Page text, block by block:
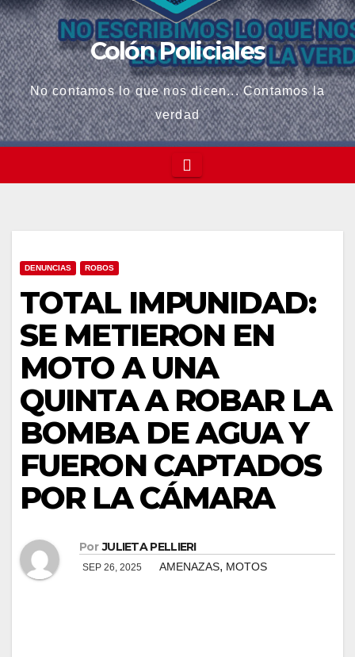
panel
panel
panel
panel
panel
Panel
panel
panel
panel
Panel
panel
Panel
Colón Policiales
No contamos lo que nos dicen... Contamos la
verdad
DENUNCIAS ROBOS
TOTAL IMPUNIDAD:
SE METIERON EN
MOTO A UNA
QUINTA A ROBAR LA
BOMBA DE AGUA Y
FUERON CAPTADOS
POR LA CÁMARA
Por JULIETA PELLIERI
SEP 26, 2025 AMENAZAS, MOTOS